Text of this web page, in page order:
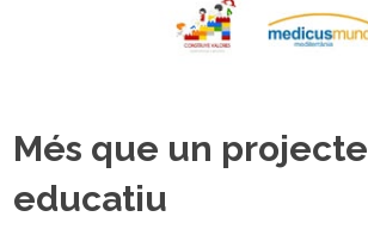
Més que un projecte
educatiu